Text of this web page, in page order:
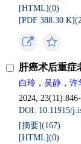
[HTML](0)
[PDF 388.30 K](
肝癌术后重症
白玲，吴静，
2024,
DOI: 10.11915/
[摘要](167)
[HTML](0)